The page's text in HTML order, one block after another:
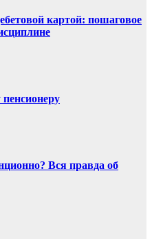
картой: пошаговое
Вся правда об